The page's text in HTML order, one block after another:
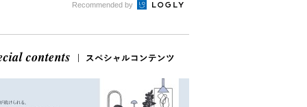
Recommended by